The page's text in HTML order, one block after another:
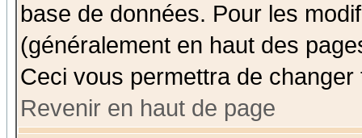
base de données. Pour les
(généralement en haut des
Ceci vous permettra de
Revenir en haut de page